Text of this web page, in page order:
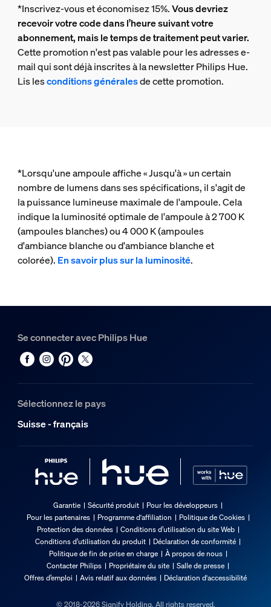
*Inscrivez-vous et économisez 15%.Vous devriez
recevoir votre code dans l’heure suivant votre
abonnement, mais le temps de traitement peut varier.
Cette promotion n'est pas valable pour les adresses e-
mail qui sont déjà inscrites à la newsletter Philips Hue.
Lis lesconditions généralesde cette promotion.
*Lorsqu'une ampoule affiche « Jusqu'à » un certain
nombre de lumens dans ses spécifications, il s'agit de
la puissance lumineuse maximale de l'ampoule. Cela
indique la luminosité optimale de l'ampoule à 2 700 K
(ampoules blanches) ou 4 000 K (ampoules
d'ambiance blanche ou d'ambiance blanche et
colorée). En savoir plus sur la luminosité.
Se connecter avec Philips Hue
Sélectionnez le pays
Suisse - français
Garantie Sécurité produit
Pour les développeurs
Pour les partenaires
Programme d'affiliation
Politique de Cookies
Protection des données
Conditions d’utilisation du site Web
Conditions d’utilisation du produit
Déclaration de conformité
Politique de fin de prise en charge
À propos de nous
Contacter Philips
Propriétaire du site
Salle de presse
Offres d’emploi
Avis relatif aux données Déclaration d'accessibilité
© 2018-2026 Signify Holding. All rights reserved.